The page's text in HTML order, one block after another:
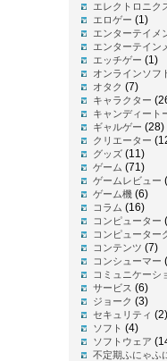
エレクトロニク
エロゲー (1)
エンターテイメ
エンターテイン
エッチゲー (1)
オンラインソフ
オタク (7)
キャラクター
キャンディート
ギャルゲー (28)
クリエーター
グッズ (11)
ゲーム (71)
ゲームレビュー
ゲーム機 (6)
コラム (16)
コンピューター
コンピューター
コンテンツ (7)
コンシューマー
コミュニケーシ
サービス (6)
ジョーク (3)
セキュリティ (2)
ソフト (4)
ソフトウェア
不定期ふにゃふ